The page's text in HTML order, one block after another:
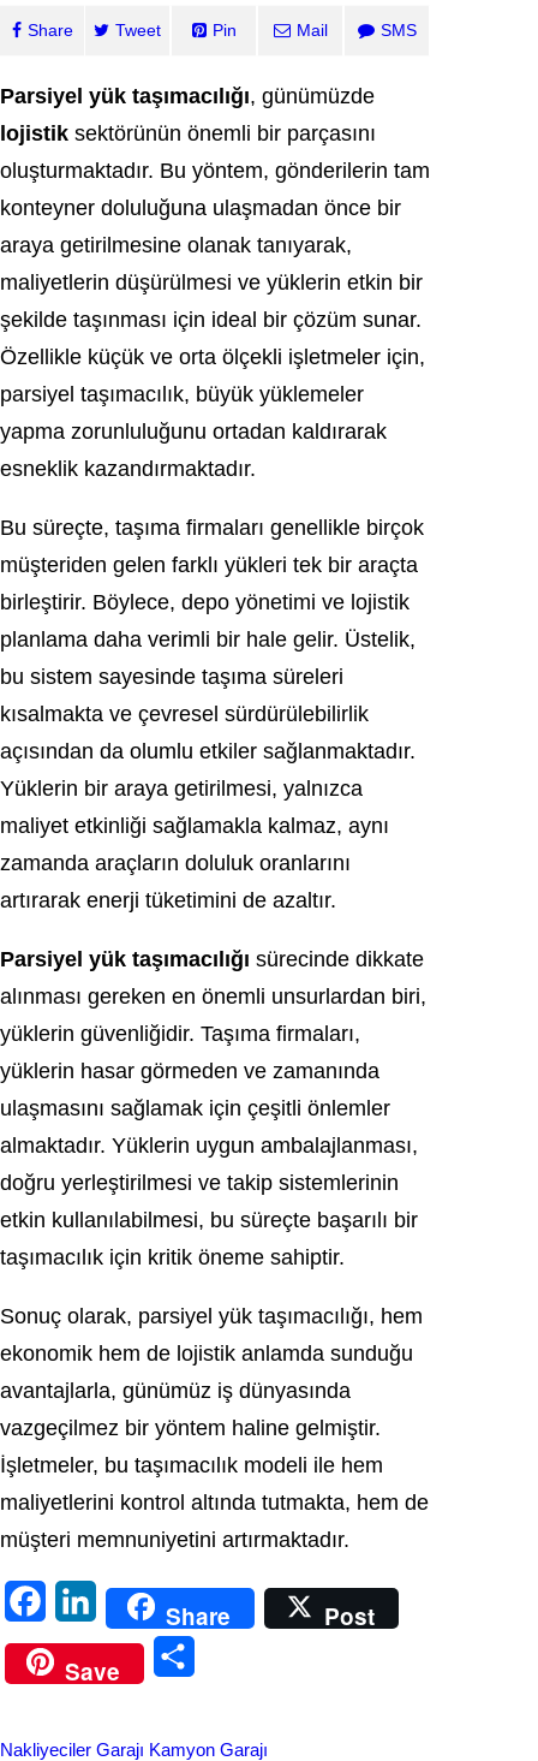
Share Tweet Pin Mail SMS
Parsiyel yük taşımacılığı, günümüzde
lojistik sektörünün önemli bir parçasını
oluşturmaktadır. Bu yöntem, gönderilerin tam
konteyner doluluğuna ulaşmadan önce bir
araya getirilmesine olanak tanıyarak,
maliyetlerin düşürülmesi ve yüklerin etkin bir
şekilde taşınması için ideal bir çözüm sunar.
Özellikle küçük ve orta ölçekli işletmeler için,
parsiyel taşımacılık, büyük yüklemeler
yapma zorunluluğunu ortadan kaldırarak
esneklik kazandırmaktadır.
Bu süreçte, taşıma firmaları genellikle birçok
müşteriden gelen farklı yükleri tek bir araçta
birleştirir. Böylece, depo yönetimi ve lojistik
planlama daha verimli bir hale gelir. Üstelik,
bu sistem sayesinde taşıma süreleri
kısalmakta ve çevresel sürdürülebilirlik
açısından da olumlu etkiler sağlanmaktadır.
Yüklerin bir araya getirilmesi, yalnızca
maliyet etkinliği sağlamakla kalmaz, aynı
zamanda araçların doluluk oranlarını
artırarak enerji tüketimini de azaltır.
Parsiyel yük taşımacılığı sürecinde dikkate
alınması gereken en önemli unsurlardan biri,
yüklerin güvenliğidir. Taşıma firmaları,
yüklerin hasar görmeden ve zamanında
ulaşmasını sağlamak için çeşitli önlemler
almaktadır. Yüklerin uygun ambalajlanması,
doğru yerleştirilmesi ve takip sistemlerinin
etkin kullanılabilmesi, bu süreçte başarılı bir
taşımacılık için kritik öneme sahiptir.
Sonuç olarak, parsiyel yük taşımacılığı, hem
ekonomik hem de lojistik anlamda sunduğu
avantajlarla, günümüz iş dünyasında
vazgeçilmez bir yöntem haline gelmiştir.
İşletmeler, bu taşımacılık modeli ile hem
maliyetlerini kontrol altında tutmakta, hem de
müşteri memnuniyetini artırmaktadır.
a
c
i
n
Share
Post
Save
Nakliyeciler Garajı Kamyon Garajı